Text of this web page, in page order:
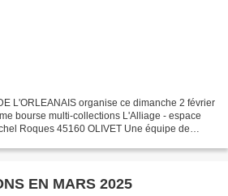
L'ORLEANAIS organise ce dimanche 2 février
bourse multi-collections L'Alliage - espace
Roques 45160 OLIVET Une équipe de
EN MARS 2025